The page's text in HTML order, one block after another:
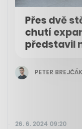
Přes dvě
chutí
představil
PETER BREJČÁK
26. 6. 2024 09:20